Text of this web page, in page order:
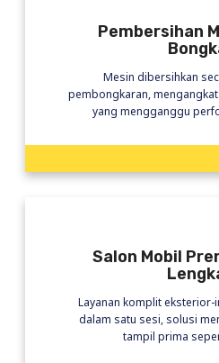
Pembersihan
Mesin dibersihkan
pembongkaran,
yang mengganggu
Salon Mobil
Layanan komplit
dalam satu sesi, solusi
tampil prima